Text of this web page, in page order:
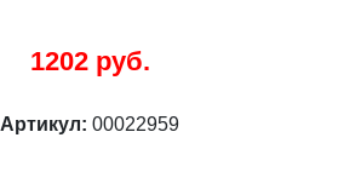
1202 руб.
Артикул: 00022959